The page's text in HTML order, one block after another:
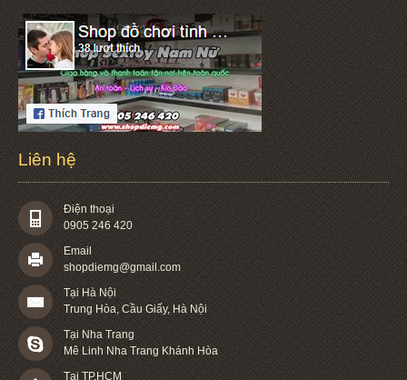
Liên hệ
Điện thoại
0905 246 420
Email
shopdiemg@gmail.com
Tại Hà Nội
Trung Hòa, Cầu Giấy, Hà Nội
Tại Nha Trang
Mê Linh Nha Trang Khánh Hòa
Tại TP.HCM